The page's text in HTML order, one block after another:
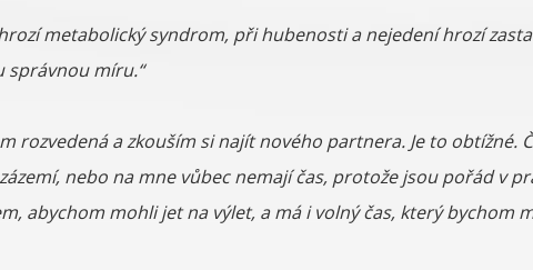
metabolický syndrom, při hubenosti a nejedení hrozí
správnou míru.“
rozvedená a zkouším si najít nového partnera. Je to
nebo na mne vůbec nemají čas, protože jsou pořád v
abychom mohli jet na výlet, a má i volný čas, který bychom